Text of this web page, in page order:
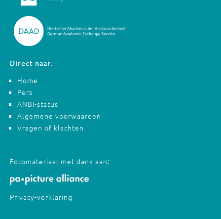
Direct naar:
Home
Pers
ANBI-status
Algemene voorwaarden
Vragen of klachten
Fotomateriaal met dank aan:
Privacy-verklaring